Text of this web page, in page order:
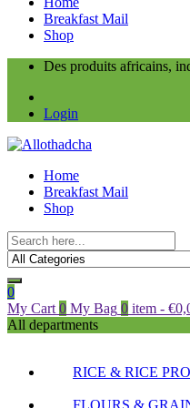
Breakfast Mail
Shop
Des produits africains,
Login
Home
Breakfast Mail
Shop
0
My Cart 0 My Bag 0 item - €
All departments
RICE & RICE
FLOURS &